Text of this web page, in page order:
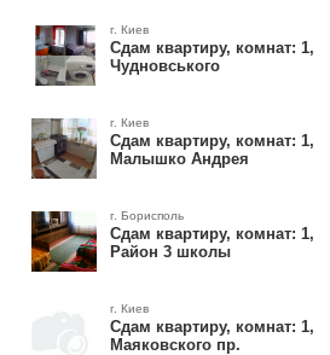
г. Киев
Сдам квартиру, комнат: 1,
Чудновського
г. Киев
Сдам квартиру, комнат: 1,
Малышко Андрея
г. Борисполь
Сдам квартиру, комнат: 1,
Район 3 школы
г. Киев
Сдам квартиру, комнат: 1,
Маяковского пр.